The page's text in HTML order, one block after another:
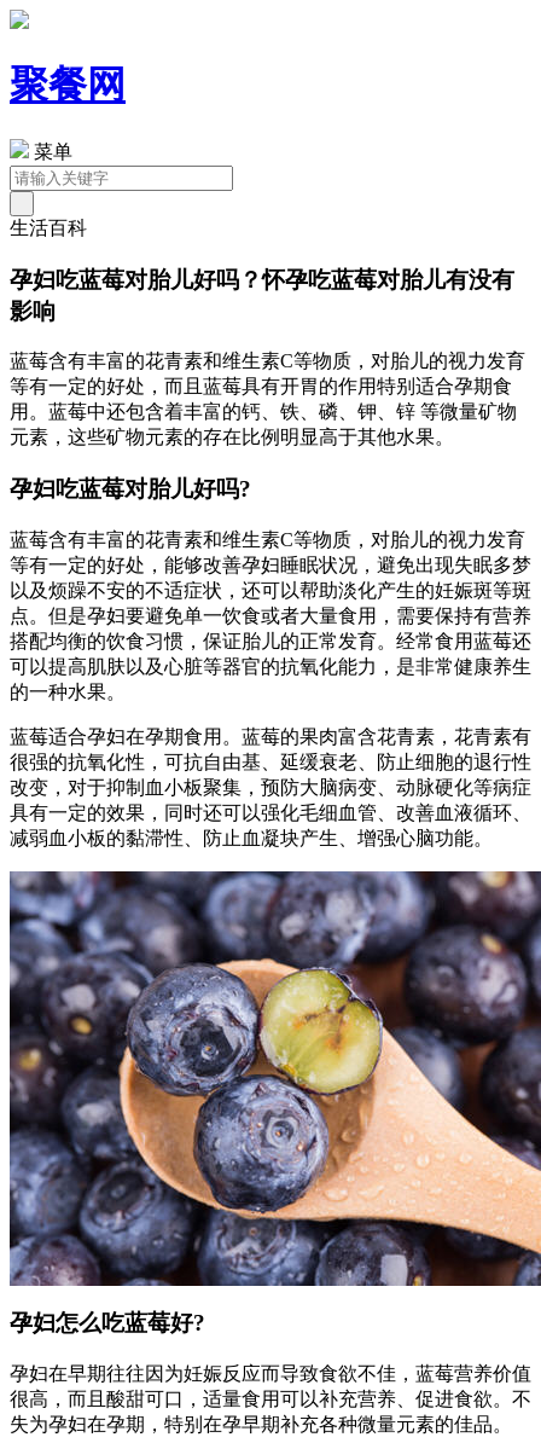
聚餐网
菜单
生活百科
孕妇吃蓝莓对胎儿好吗？怀孕吃蓝莓对胎儿有没有
影响
蓝莓含有丰富的花青素和维生素C等物质，对胎儿的视力发育
等有一定的好处，而且蓝莓具有开胃的作用特别适合孕期食
用。蓝莓中还包含着丰富的钙、铁、磷、钾、锌 等微量矿物
元素，这些矿物元素的存在比例明显高于其他水果。
孕妇吃蓝莓对胎儿好吗?
蓝莓含有丰富的花青素和维生素C等物质，对胎儿的视力发育
等有一定的好处，能够改善孕妇睡眠状况，避免出现失眠多梦
以及烦躁不安的不适症状，还可以帮助淡化产生的妊娠斑等斑
点。但是孕妇要避免单一饮食或者大量食用，需要保持有营养
搭配均衡的饮食习惯，保证胎儿的正常发育。经常食用蓝莓还
可以提高肌肤以及心脏等器官的抗氧化能力，是非常健康养生
的一种水果。
蓝莓适合孕妇在孕期食用。蓝莓的果肉富含花青素，花青素有
很强的抗氧化性，可抗自由基、延缓衰老、防止细胞的退行性
改变，对于抑制血小板聚集，预防大脑病变、动脉硬化等病症
具有一定的效果，同时还可以强化毛细血管、改善血液循环、
减弱血小板的黏滞性、防止血凝块产生、增强心脑功能。
孕妇怎么吃蓝莓好?
孕妇在早期往往因为妊娠反应而导致食欲不佳，蓝莓营养价值
很高，而且酸甜可口，适量食用可以补充营养、促进食欲。不
失为孕妇在孕期，特别在孕早期补充各种微量元素的佳品。